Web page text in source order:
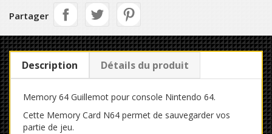
Partager
Description Détails du produit
Memory 64 Guillemot pour console Nintendo 64.
Cette Memory Card N64 permet de sauvegarder vos
partie de jeu.